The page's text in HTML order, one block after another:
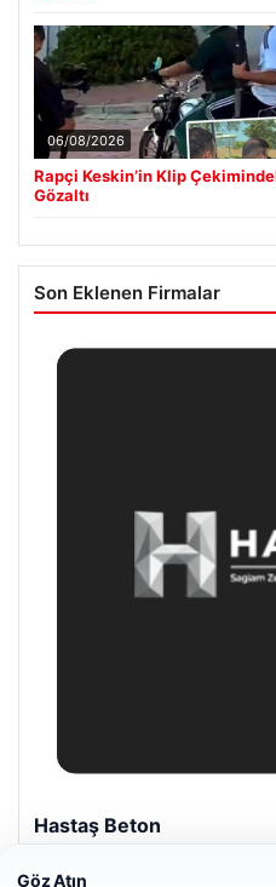
06/08/2026
Rapçi Keskin’in Klip
Gözaltı
Son Eklenen Firmalar
Enes Kaplan Avukatlık
Göz Atın